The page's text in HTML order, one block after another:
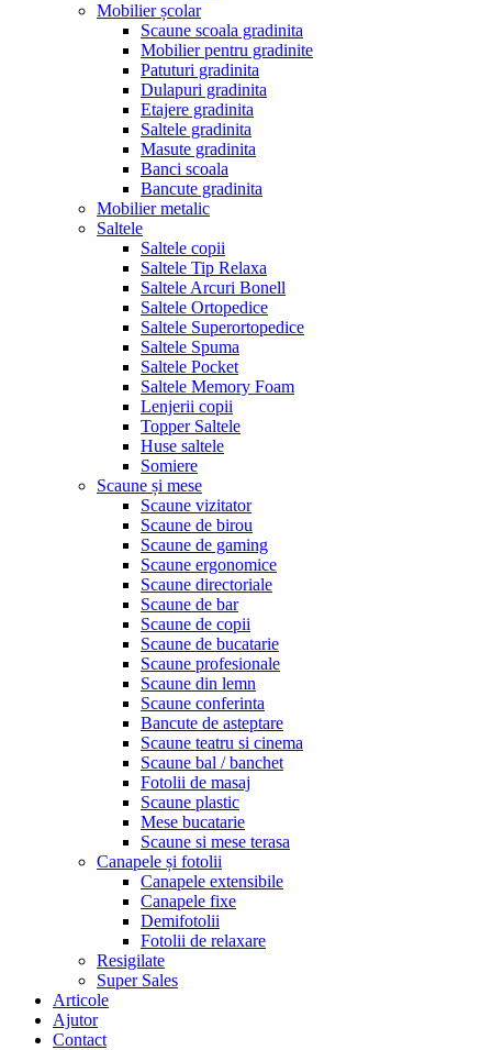
Mobilier școlar
Scaune scoala gradinita
Mobilier pentru gradinite
Patuturi gradinita
Dulapuri gradinita
Etajere gradinita
Saltele gradinita
Masute gradinita
Banci scoala
Bancute gradinita
Mobilier metalic
Saltele
Saltele copii
Saltele Tip Relaxa
Saltele Arcuri Bonell
Saltele Ortopedice
Saltele Superortopedice
Saltele Spuma
Saltele Pocket
Saltele Memory Foam
Lenjerii copii
Topper Saltele
Huse saltele
Somiere
Scaune și mese
Scaune vizitator
Scaune de birou
Scaune de gaming
Scaune ergonomice
Scaune directoriale
Scaune de bar
Scaune de copii
Scaune de bucatarie
Scaune profesionale
Scaune din lemn
Scaune conferinta
Bancute de asteptare
Scaune teatru si cinema
Scaune bal / banchet
Fotolii de masaj
Scaune plastic
Mese bucatarie
Scaune si mese terasa
Canapele și fotolii
Canapele extensibile
Canapele fixe
Demifotolii
Fotolii de relaxare
Resigilate
Super Sales
Articole
Ajutor
Contact